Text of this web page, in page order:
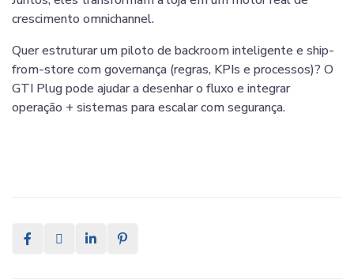
crescimento omnichannel.
Quer estruturar um piloto de backroom inteligente e ship-
from-store com governança (regras, KPIs e processos)? O
GTI Plug pode ajudar a desenhar o fluxo e integrar
operação + sistemas para escalar com segurança.